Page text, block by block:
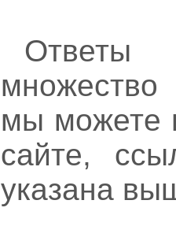
мы можете
сайте,
указана